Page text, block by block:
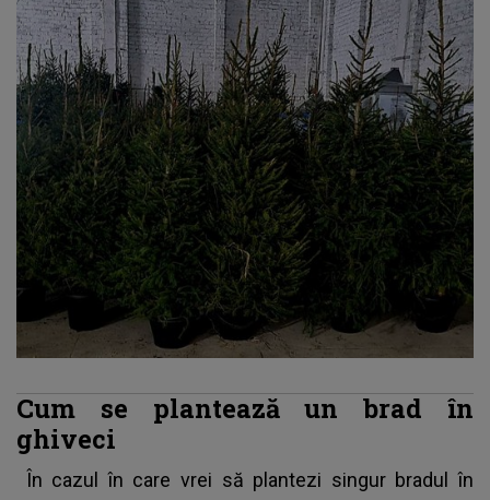
Cum se plantează un brad în
ghiveci
În cazul în care vrei să plantezi singur bradul în